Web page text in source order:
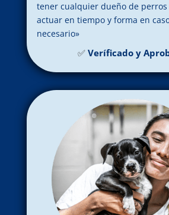
tener cualquier dueño de
actuar en tiempo y forma en
necesario»
✅Veríficado y